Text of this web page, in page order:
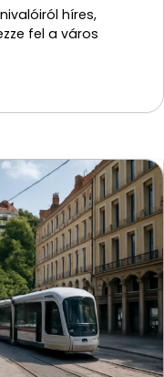
híres,
fel a város